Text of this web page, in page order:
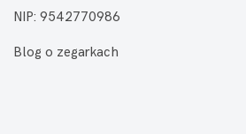
NIP: 9542770986
Blog o zegarkach